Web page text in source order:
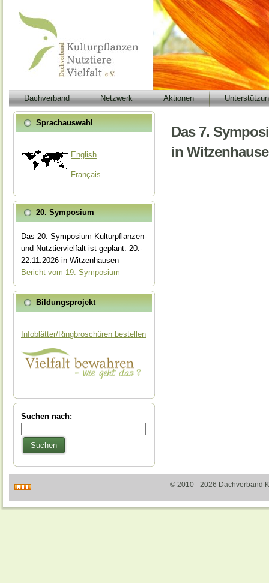
Dachverband Netzwerk Aktionen
Sprachauswahl
English
Français
20. Symposium
Das 20. Symposium Kulturpflanzen-
und Nutztiervielfalt ist geplant: 20.-
22.11.2026 in Witzenhausen
Bericht vom 19. Symposium
Bildungsprojekt
Infoblätter/Ringbroschüren bestellen
Suchen nach:
Suchen
Das 7.
in
© 2010 - 2026 Dachverband